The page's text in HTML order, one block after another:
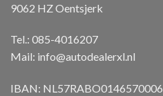
9062 HZ Oentsjerk
Tel.: 085-4016207
Mail: info@autodealerxl.nl
IBAN: NL57RABO0146570006